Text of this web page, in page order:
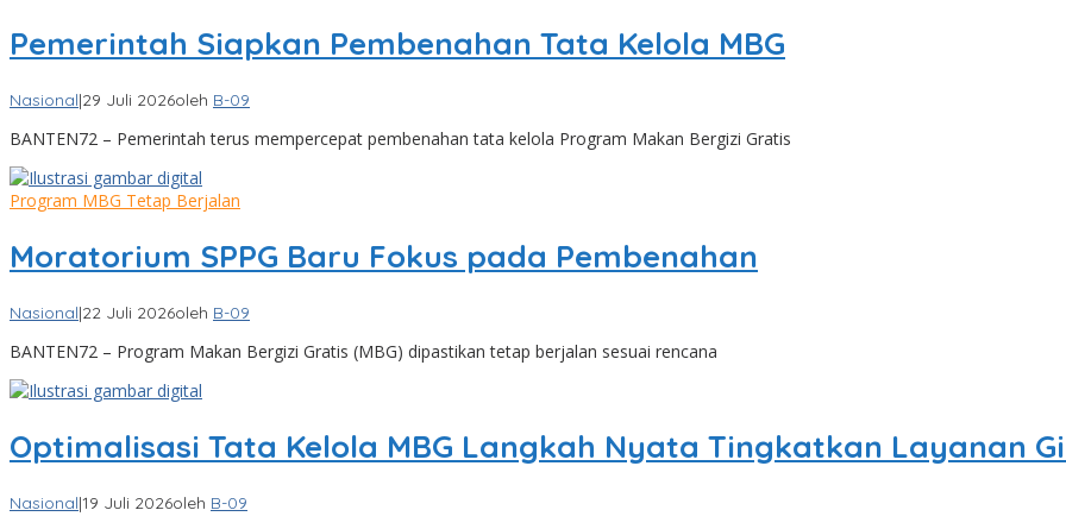
Pemerintah Siapkan Pembenahan Tata Kelola MBG
Nasional|29 Juli 2026oleh B-09
BANTEN72 – Pemerintah terus mempercepat pembenahan tata kelola Program Makan Bergizi Gratis
Program MBG Tetap Berjalan
Moratorium SPPG Baru Fokus pada Pembenahan
Nasional|22 Juli 2026oleh B-09
BANTEN72 – Program Makan Bergizi Gratis (MBG) dipastikan tetap berjalan sesuai rencana
Optimalisasi Tata Kelola MBG Langkah Nyata Tingkatkan Layanan
Nasional|19 Juli 2026oleh B-09